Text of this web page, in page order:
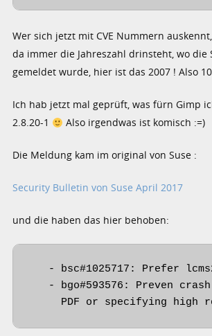
Wer sich jetzt mit CVE Nummern
da immer die Jahreszahl drinsteht, wo die
gemeldet wurde, hier ist das 2007 ! Also
Ich hab jetzt mal geprüft, was fürn Gimp
2.8.20-1
Also irgendwas ist komisch :=)
Die Meldung kam im original von Suse :
Security Bulletin von Suse April 2017
und die haben das hier behoben:
- bsc#1025717: Prefer
- bgo#593576: Preven